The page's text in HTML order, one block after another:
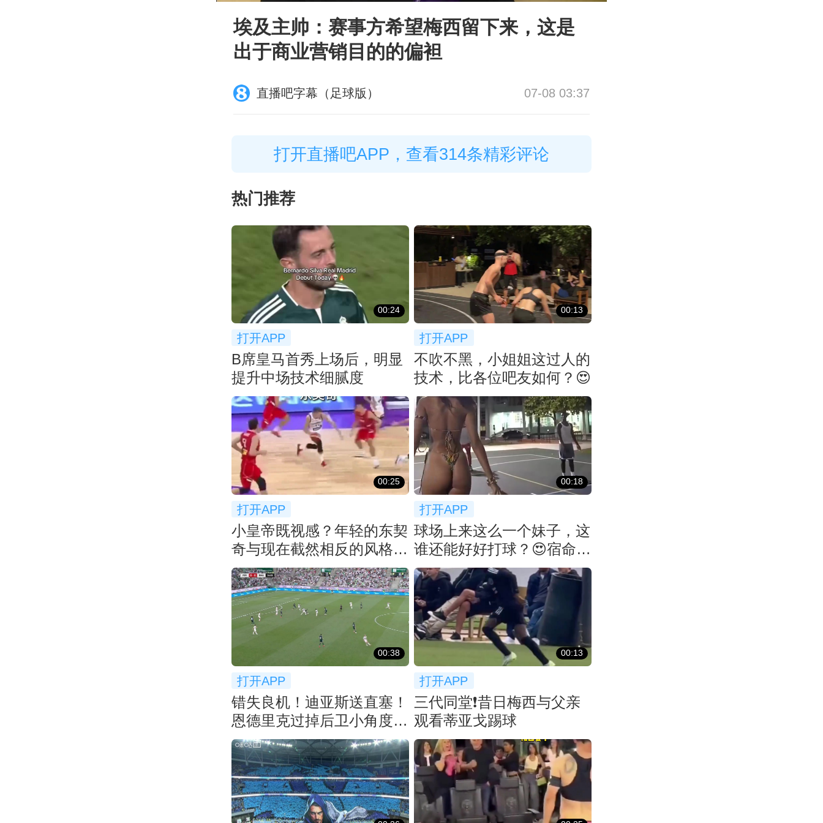
埃及主帅：赛事方希望梅西留下来，这是
出于商业营销目的的偏袒
直播吧字幕（足球版） 07-08 03:37
打开直播吧APP，查看314条精彩评论
热门推荐
00:24
打开APP
B席皇马首秀上场后，明显
提升中场技术细腻度
00:13
打开APP
不吹不黑，小姐姐这过人的
技术，比各位吧友如何？😍
00:25
打开APP
小皇帝既视感？年轻的东契
奇与现在截然相反的风格
你更喜欢哪款
00:18
打开APP
球场上来这么一个妹子，这
谁还能好好打球？😍宿命君
表示：国外也喜欢这种摆
拍？
00:38
打开APP
错失良机！迪亚斯送直塞！
恩德里克过掉后卫小角度打
门被扑出
00:13
打开APP
三代同堂❗️昔日梅西与父亲
观看蒂亚戈踢球